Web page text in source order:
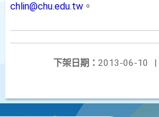
chlin@chu.edu.tw 。
下架日期： 2013-06-10
|